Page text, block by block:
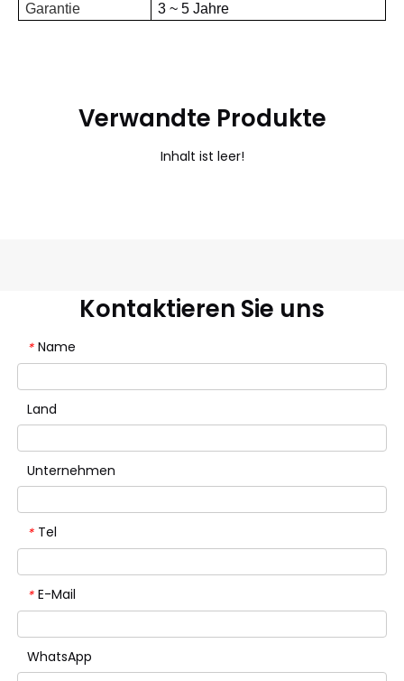
Garantie
3 ~ 5 Jahre
Verwandte Produkte
Inhalt ist leer!
Kontaktieren Sie uns
* Name
Land
Unternehmen
* Tel
* E-Mail
WhatsApp